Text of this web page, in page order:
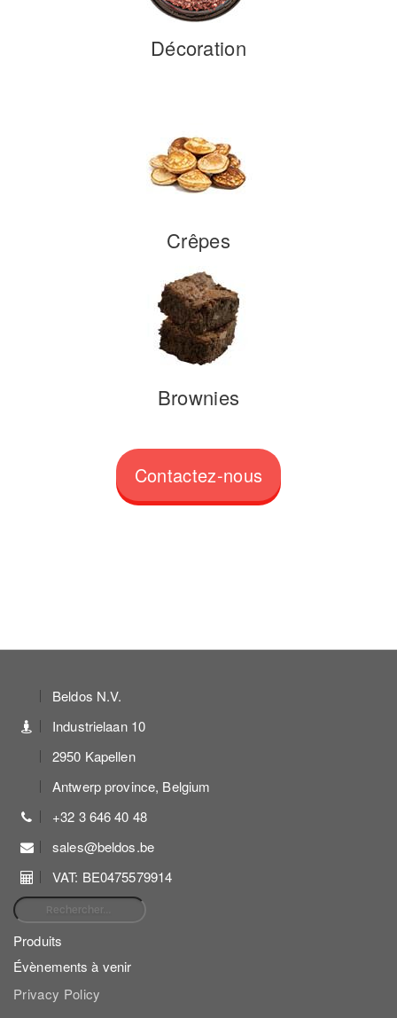
Décoration
Crêpes
Brownies
Contactez-nous
Beldos N.V.
Industrielaan 10
2950 Kapellen
Antwerp province, Belgium
+32 3 646 40 48
sales@beldos.be
VAT: BE0475579914
Rechercher :
Produits
Évènements à venir
Privacy Policy